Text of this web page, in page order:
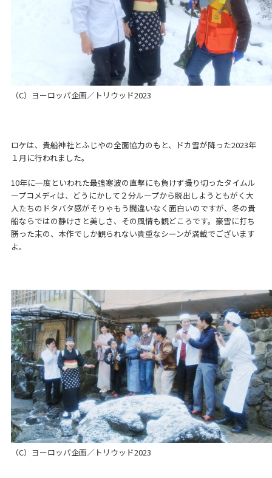
（C）ヨーロッパ企画／トリウッド2023
ロケは、貴船神社とふじやの全面協力のもと、ドカ雪が降った2023年
１月に行われました。
10年に一度といわれた最強寒波の直撃にも負けず撮り切ったタイムル
ープコメディは、どうにかして２分ループから脱出しようともがく大
人たちのドタバタ感がそりゃもう間違いなく面白いのですが、冬の貴
船ならではの静けさと美しさ、その風情も観どころです。豪雪に打ち
勝った末の、本作でしか観られない貴重なシーンが満載でございます
よ。
（C）ヨーロッパ企画／トリウッド2023